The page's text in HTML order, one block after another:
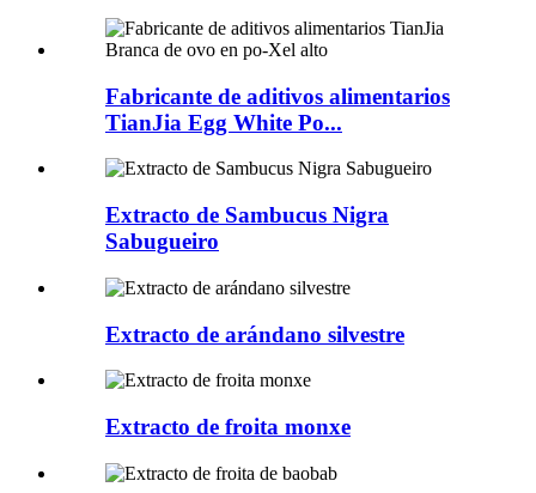
Fabricante de aditivos alimentarios
TianJia Egg White Po...
Extracto de Sambucus Nigra
Sabugueiro
Extracto de arándano silvestre
Extracto de froita monxe